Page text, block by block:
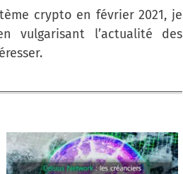
crypto en février 2021, je
vulgarisant l’actualité des